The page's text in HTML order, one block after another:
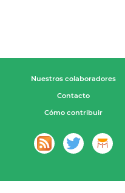
Nuestros colaboradores
Contacto
Cómo contribuir